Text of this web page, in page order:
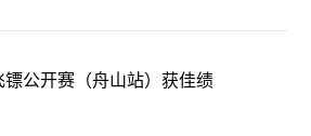
长王德勇主持会议。吴军以“科技创新驱
顾了我国红色通信史与光纤通信攻坚历
，解读了新质生产力、未来产业及...
公开赛（舟山站）获佳绩